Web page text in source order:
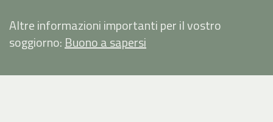
Altre informazioni importanti per il vostro
soggiorno: Buono a sapersi